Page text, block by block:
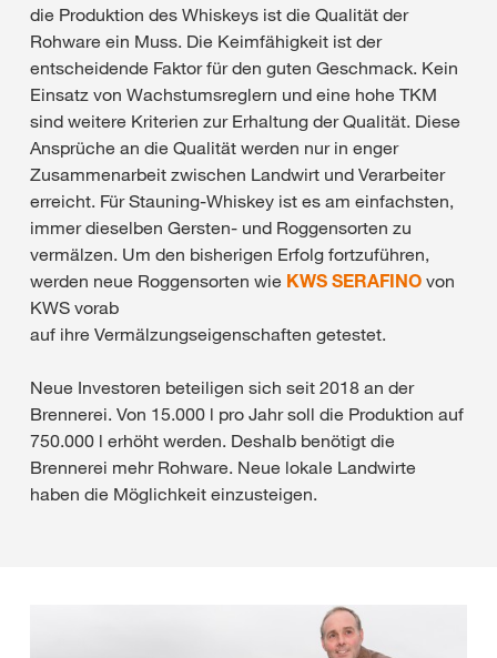
die Produktion des Whiskeys ist die Qualität der
Rohware ein Muss. Die Keimfähigkeit ist der
entscheidende Faktor für den guten Geschmack. Kein
Einsatz von Wachstumsreglern und eine hohe TKM
sind weitere Kriterien zur Erhaltung der Qualität. Diese
Ansprüche an die Qualität werden nur in enger
Zusammenarbeit zwischen Landwirt und Verarbeiter
erreicht. Für Stauning-Whiskey ist es am einfachsten,
immer dieselben Gersten- und Roggensorten zu
vermälzen. Um den bisherigen Erfolg fortzuführen,
werden neue Roggensorten wie KWS SERAFINO von
KWS vorab
auf ihre Vermälzungseigenschaften getestet.
Neue Investoren beteiligen sich seit 2018 an der
Brennerei. Von 15.000 l pro Jahr soll die Produktion auf
750.000 l erhöht werden. Deshalb benötigt die
Brennerei mehr Rohware. Neue lokale Landwirte
haben die Möglichkeit einzusteigen.